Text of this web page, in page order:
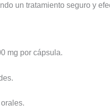
un tratamiento seguro y
mg por cápsula.